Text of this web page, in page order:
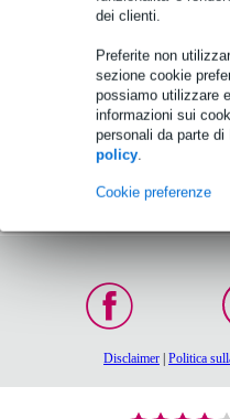
dei clienti.
Preferite non
sezione cookie
possiamo utilizzare
informazioni sui
personali da parte
policy.
Cookie preferenze
Consegna in 2-3
Disclaimer Politica